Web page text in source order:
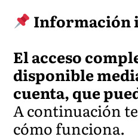
Información
El acceso
disponible
cuenta, que
A continuación
cómo funciona.